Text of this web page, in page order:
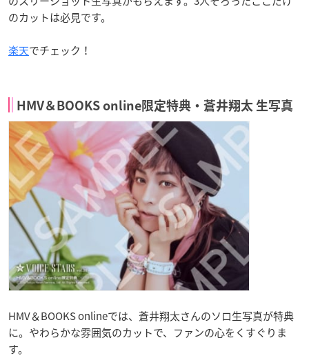
のカットは必見です。
楽天でチェック！
HMV＆BOOKS online限定特典・蒼井翔太 生写真
HMV＆BOOKS onlineでは、蒼井翔太さんのソロ生写真が特典
に。やわらかな雰囲気のカットで、ファンの心をくすぐりま
す。